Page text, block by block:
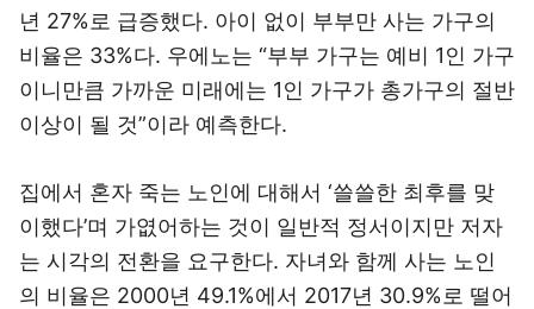
년 27%로 급증했다. 아이 없이 부부만 사는 가구의
비율은 33%다. 우에노는 “부부 가구는 예비 1인 가구
이니만큼 가까운 미래에는 1인 가구가 총가구의 절반
이상이 될 것”이라 예측한다.
집에서 혼자 죽는 노인에 대해서 ‘쓸쓸한 최후를 맞
이했다’며 가엾어하는 것이 일반적 정서이지만 저자
는 시각의 전환을 요구한다. 자녀와 함께 사는 노인
의 비율은 2000년 49.1%에서 2017년 30.9%로 떨어